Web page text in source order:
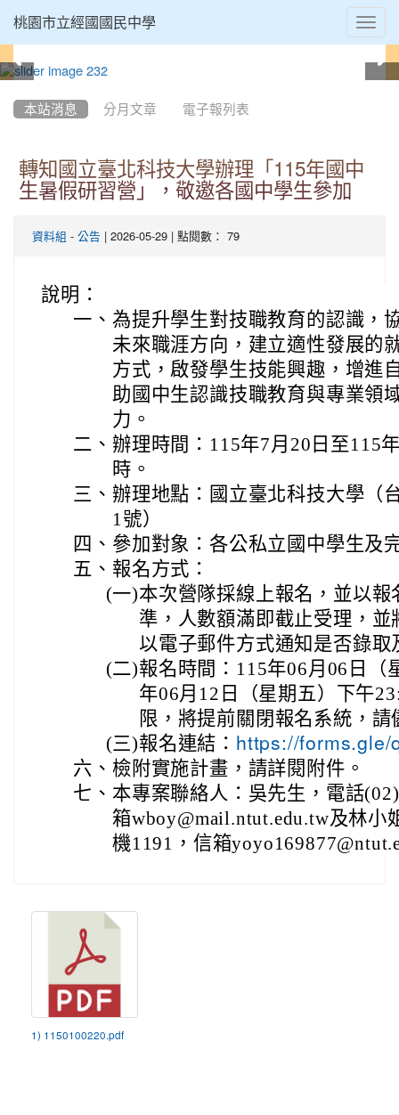
桃園市立經國國民中學
本站消息 分月文章 電子報列表
轉知國立臺北科技大學辦理「115年國中
生暑假研習營」，敬邀各國中學生參加
資料組 - 公告 | 2026-05-29 | 點閱數： 79
說明：
一、 為提升學生對技職教育的認識，
未來職涯方向，建立適性發展的
方式，啟發學生技能興趣，增進
助國中生認識技職教育與專業領
力。
二、 辦理時間：115年7月20日至115
時。
三、 辦理地點：國立臺北科技大學（
1號）
四、 參加對象：各公私立國中學生及
五、 報名方式：
(一)本次營隊採線上報名，並以
準，人數額滿即截止受理，
以電子郵件方式通知是否錄取
(二)報名時間：115年06月06日（
年06月12日（星期五）下午
限，將提前關閉報名系統，
(三)報名連結： https://forms.gle/
六、 檢附實施計畫，請詳閱附件。
七、 本專案聯絡人：吳先生，電話
箱wboy@mail.ntut.edu.tw及林小
機1191，信箱
1) 1150100220.pdf